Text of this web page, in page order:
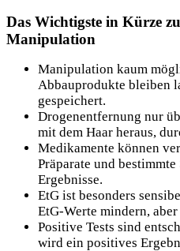
Das Wichtigste in Kürze
Manipulation
Manipulation kaum
Abbauprodukte bleiben
gespeichert.
Drogenentfernung nur
mit dem Haar heraus,
Medikamente können
Präparate und
Ergebnisse.
EtG ist besonders
EtG-Werte mindern,
Positive Tests sind
wird ein positives